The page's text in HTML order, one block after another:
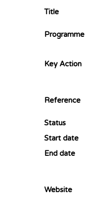
Title
Programme
Key Action
Reference
Status
Start date
End date
Website